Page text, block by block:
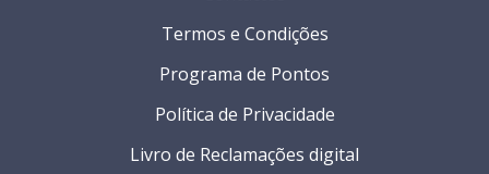
Termos e Condições
Programa de Pontos
Política de Privacidade
Livro de Reclamações digital